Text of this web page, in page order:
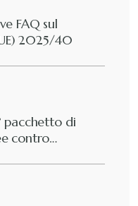
FAQ sul
2025/40
pacchetto di
contro…